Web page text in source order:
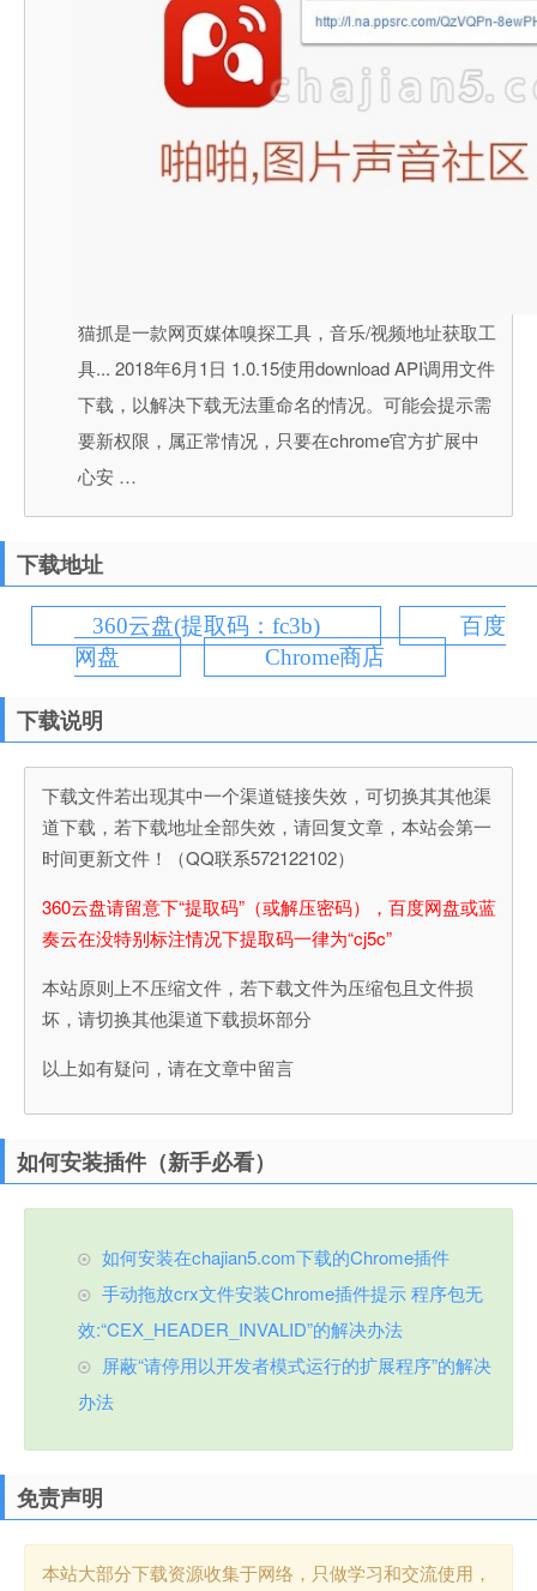
猫抓是一款网页媒体嗅探工具，音乐/视频地址获取工
具... 2018年6月1日 1.0.15使用download API调用文件
下载，以解决下载无法重命名的情况。可能会提示需
要新权限，属正常情况，只要在chrome官方扩展中
心安 …
下载地址
360云盘(提取码：fc3b)
百度
网盘
Chrome商店
下载说明
下载文件若出现其中一个渠道链接失效，可切换其其他渠
道下载，若下载地址全部失效，请回复文章，本站会第一
时间更新文件！（QQ联系572122102）
360云盘请留意下“提取码”（或解压密码），百度网盘或蓝
奏云在没特别标注情况下提取码一律为“cj5c”
本站原则上不压缩文件，若下载文件为压缩包且文件损
坏，请切换其他渠道下载损坏部分
以上如有疑问，请在文章中留言
如何安装插件（新手必看）
如何安装在chajian5.com下载的Chrome插件
手动拖放crx文件安装Chrome插件提示 程序包无
效:“CEX_HEADER_INVALID”的解决办法
屏蔽“请停用以开发者模式运行的扩展程序”的解决
办法
免责声明
本站大部分下载资源收集于网络，只做学习和交流使用，